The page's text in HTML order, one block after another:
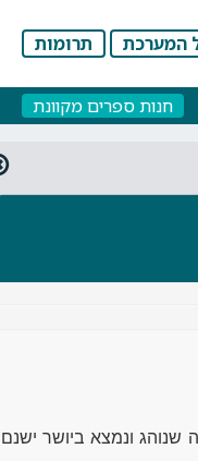
המערכת תרומות
חנות ספרים מקוונת
שנוהג ונמצא ביושר ישנם